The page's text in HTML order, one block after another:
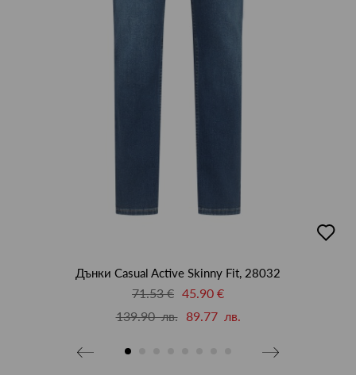
в
Дънки Casual Active Skinny Fit, 28032
71.53 € 45.90 €
139.90 лв.
89.77 лв.